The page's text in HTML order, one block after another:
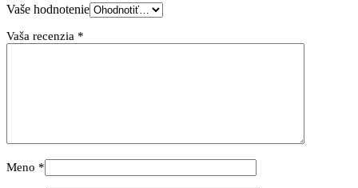
Vaše hodnotenie
Vaša recenzia *
Meno *